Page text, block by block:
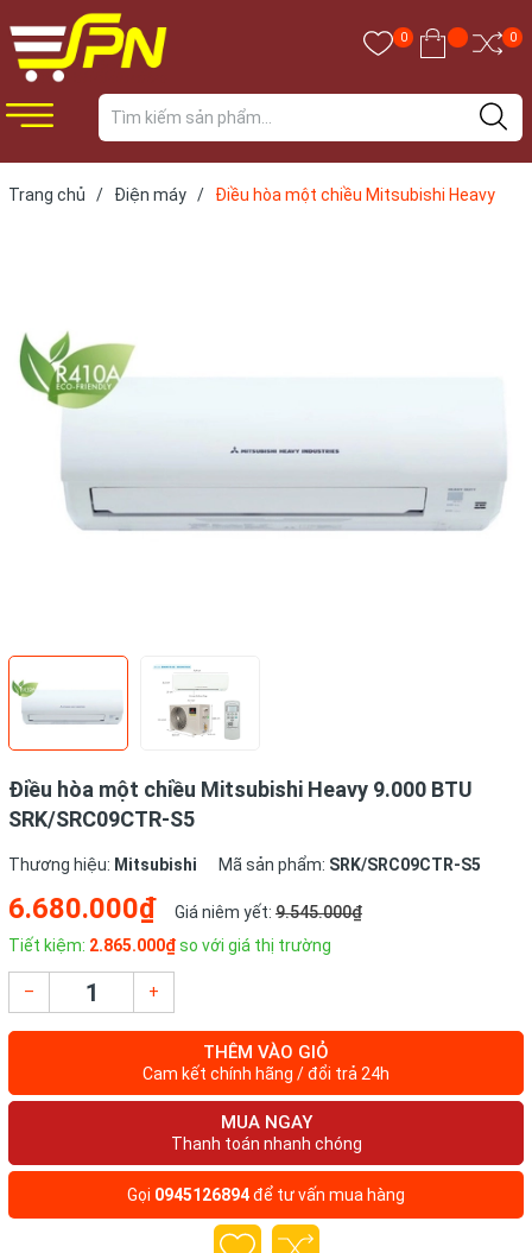
0 0
Trang chủ / Điện máy /
Điều hòa một chiều Mitsubishi Heavy
Điều hòa một chiều Mitsubishi Heavy 9.000 BTU
SRK/SRC09CTR-S5
Thương hiệu: Mitsubishi Mã sản phẩm: SRK/SRC09CTR-S5
6.680.000₫ Giá niêm yết: 9.545.000₫
Tiết kiệm: 2.865.000₫so với giá thị trường
– +
THÊM VÀO GIỎ
Cam kết chính hãng / đổi trả 24h
MUA NGAY
Thanh toán nhanh chóng
Gọi 0945126894để tư vấn mua hàng